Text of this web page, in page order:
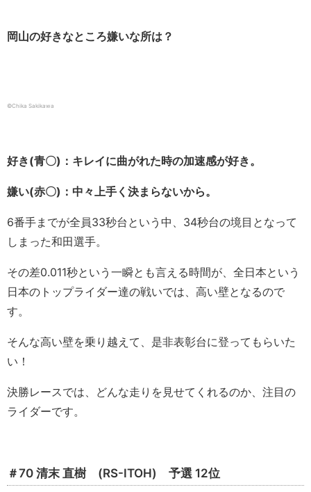
岡山の好きなところ嫌いな所は？
©Chika Sakikawa
好き(青〇)：キレイに曲がれた時の加速感が好き。
嫌い(赤〇)：中々上手く決まらないから。
6番手までが全員33秒台という中、34秒台の境目となって
しまった和田選手。
その差0.011秒という一瞬とも言える時間が、全日本という
日本のトップライダー達の戦いでは、高い壁となるので
す。
そんな高い壁を乗り越えて、是非表彰台に登ってもらいた
い！
決勝レースでは、どんな走りを見せてくれるのか、注目の
ライダーです。
＃70 清末 直樹 (RS-ITOH) 予選 12位